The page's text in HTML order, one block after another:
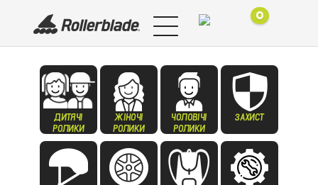
0
ДИТЯЧІ
РОЛИКИ
ЖІНОЧІ
РОЛИКИ
ЧОЛОВІЧІ
РОЛИКИ
ЗАХИСТ